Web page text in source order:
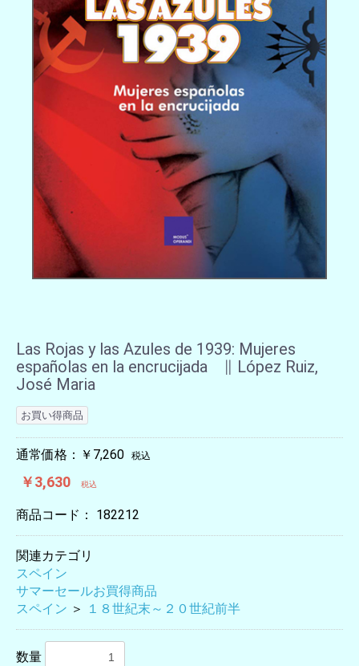
Las Rojas y las Azules de 1939: Mujeres
españolas en la encrucijada ∥ López Ruiz,
José Maria
お買い得商品
通常価格：￥7,260 税込
￥3,630 税込
商品コード： 182212
関連カテゴリ
スペイン
サマーセールお買得商品
スペイン ＞ １８世紀末～２０世紀前半
数量